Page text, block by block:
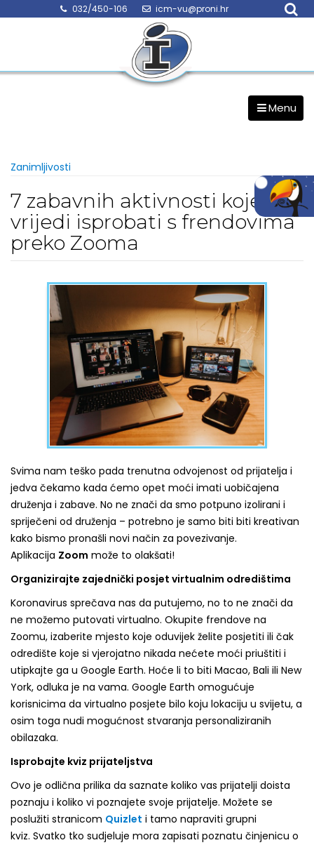
032/450-106 icm-vu@proni.hr
Menu
Zanimljivosti
7 zabavnih aktivnosti koje
vrijedi isprobati s frendovima
preko Zooma
Svima nam teško pada trenutna odvojenost od prijatelja i
jedva čekamo kada ćemo opet moći imati uobičajena
druženja i zabave. No ne znači da smo potpuno izolirani i
spriječeni od druženja – potrebno je samo biti biti kreativan
kako bismo pronašli novi način za povezivanje.
Aplikacija Zoom može to olakšati!
Organizirajte zajednički posjet virtualnim odredištima
Koronavirus sprečava nas da putujemo, no to ne znači da
ne možemo putovati virtualno. Okupite frendove na
Zoomu, izaberite mjesto koje oduvijek želite posjetiti ili čak
odredište koje si vjerojatno nikada nećete moći priuštiti i
utipkajte ga u Google Earth. Hoće li to biti Macao, Bali ili New
York, odluka je na vama. Google Earth omogućuje
korisnicima da virtualno posjete bilo koju lokaciju u svijetu, a
osim toga nudi mogućnost stvaranja personaliziranih
obilazaka.
Isprobajte kviz prijateljstva
Ovo je odlična prilika da saznate koliko vas prijatelji doista
poznaju i koliko vi poznajete svoje prijatelje. Možete se
poslužiti stranicom Quizlet i tamo napraviti grupni
kviz. Svatko tko sudjeluje mora zapisati poznatu činjenicu o